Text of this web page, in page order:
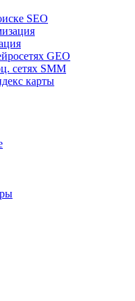
SEO
GEO
сетях SMM
карты